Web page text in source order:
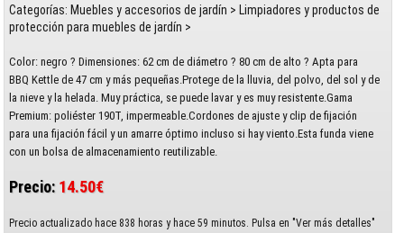
Categorías: Muebles y accesorios de jardín > Limpiadores y productos de
protección para muebles de jardín >
Color: negro ? Dimensiones: 62 cm de diámetro ? 80 cm de alto ? Apta para
BBQ Kettle de 47 cm y más pequeñas.Protege de la lluvia, del polvo, del sol y de
la nieve y la helada. Muy práctica, se puede lavar y es muy resistente.Gama
Premium: poliéster 190T, impermeable.Cordones de ajuste y clip de fijación
para una fijación fácil y un amarre óptimo incluso si hay viento.Esta funda viene
con un bolsa de almacenamiento reutilizable.
Precio: 14.50€
Precio actualizado hace 838 horas y hace 59 minutos. Pulsa en "Ver más detalles"